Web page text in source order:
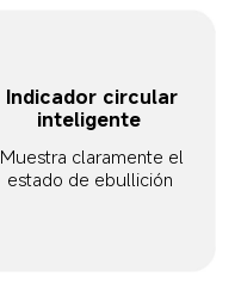
Indicador circular
inteligente
Muestra claramente el
estado de ebullición